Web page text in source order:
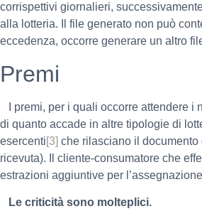
corrispettivi giornalieri,
alla lotteria. Il file generato non può
eccedenza, occorre generare un altro
Premi
I premi, per i quali occorre attendere i
di quanto accade in altre tipologie di
esercenti[3] che rilasciano il
ricevuta). Il cliente-consumatore che
estrazioni aggiuntive per
Le criticità sono molteplici.